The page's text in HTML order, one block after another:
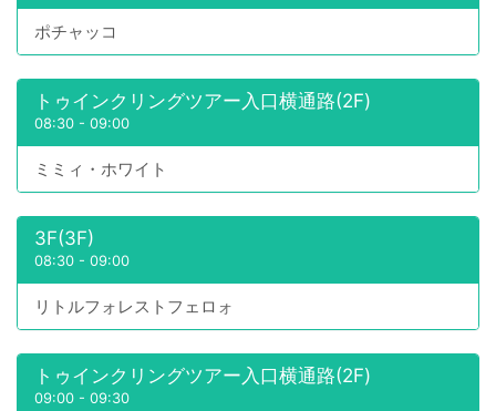
ポチャッコ
トゥインクリングツアー入口横通路(2F)
08:30 - 09:00
ミミィ・ホワイト
3F(3F)
08:30 - 09:00
リトルフォレストフェロォ
トゥインクリングツアー入口横通路(2F)
09:00 - 09:30